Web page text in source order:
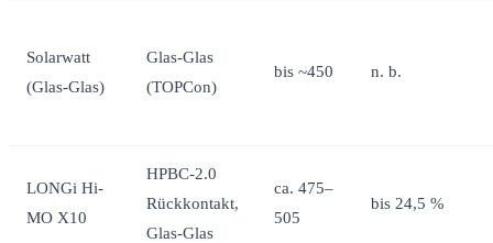
Solarwatt
(Glas-Glas)
Glas-Glas
(TOPCon)
bis ~450 n. b.
LONGi Hi-
MO X10
HPBC-2.0
Rückkontakt,
Glas-Glas
ca. 475–
505
bis 24,5 %